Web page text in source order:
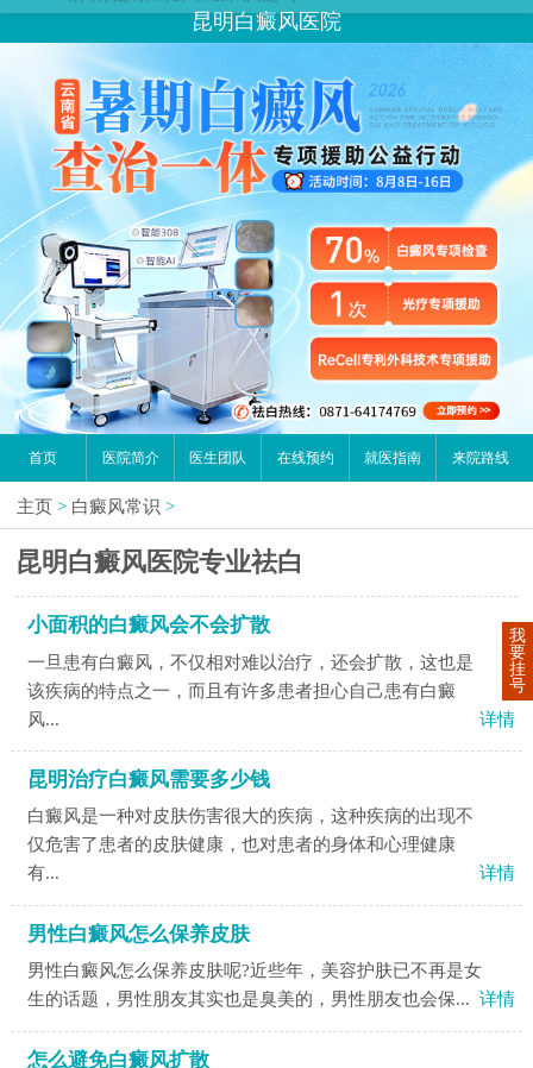
昆明白癜风医院
首页 医院简介 医生团队 在线预约 就医指南 来院路线
主页 > 白癜风常识 >
昆明白癜风医院专业祛白
小面积的白癜风会不会扩散
一旦患有白癜风，不仅相对难以治疗，还会扩散，这也是
该疾病的特点之一，而且有许多患者担心自己患有白癜
风...
详情
昆明治疗白癜风需要多少钱
白癜风是一种对皮肤伤害很大的疾病，这种疾病的出现不
仅危害了患者的皮肤健康，也对患者的身体和心理健康
有...
详情
男性白癜风怎么保养皮肤
男性白癜风怎么保养皮肤呢?近些年，美容护肤已不再是女
生的话题，男性朋友其实也是臭美的，男性朋友也会保... 详情
怎么避免白癜风扩散
我
要
挂
号